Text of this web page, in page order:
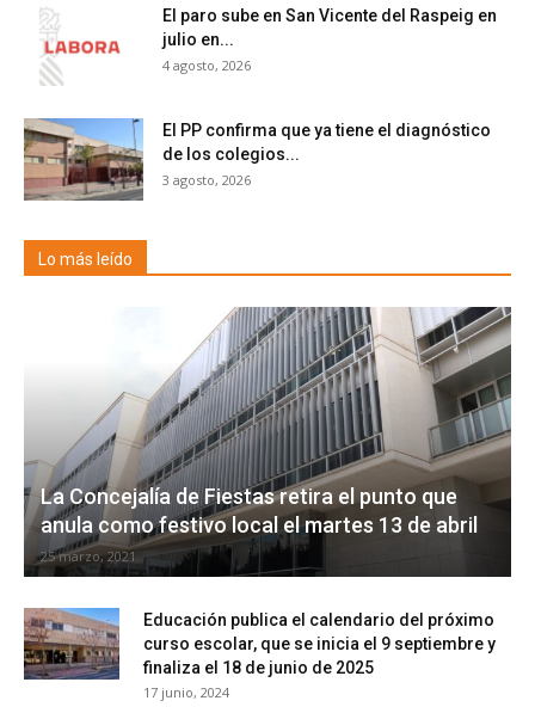
El paro sube en San Vicente del Raspeig en
julio en...
4 agosto, 2026
El PP confirma que ya tiene el diagnóstico
de los colegios...
3 agosto, 2026
Lo más leído
La Concejalía de Fiestas retira el punto que
anula como festivo local el martes 13 de abril
25 marzo, 2021
Educación publica el calendario del próximo
curso escolar, que se inicia el 9 septiembre y
finaliza el 18 de junio de 2025
17 junio, 2024